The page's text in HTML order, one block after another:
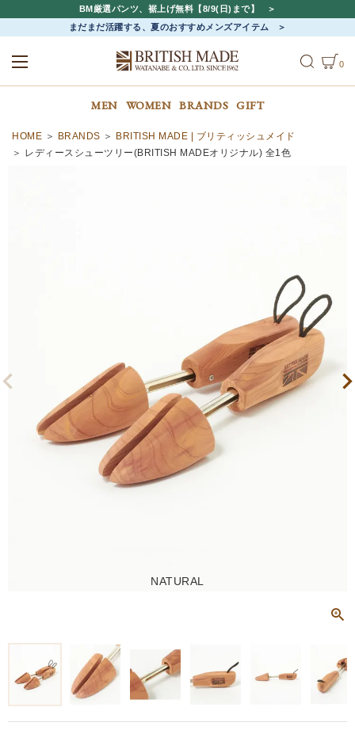
BM厳選パンツ、裾上げ無料【8/9(日)まで】
まだまだ活躍する、夏のおすすめメンズアイテム
0
MEN WOMEN BRANDS GIFT
HOME BRANDS
BRITISH MADE | ブリティッシュメイド
レディースシューツリー(BRITISH MADEオリジナル) 全1色
NATURAL